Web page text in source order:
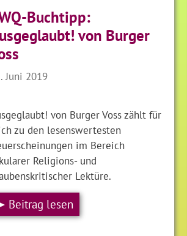
Buchtipp:
von Burger
Juni 2019
von Burger Voss zählt für
zu den lesenswertesten
im Bereich
Religions- und
Lektüre.
Beitrag lesen